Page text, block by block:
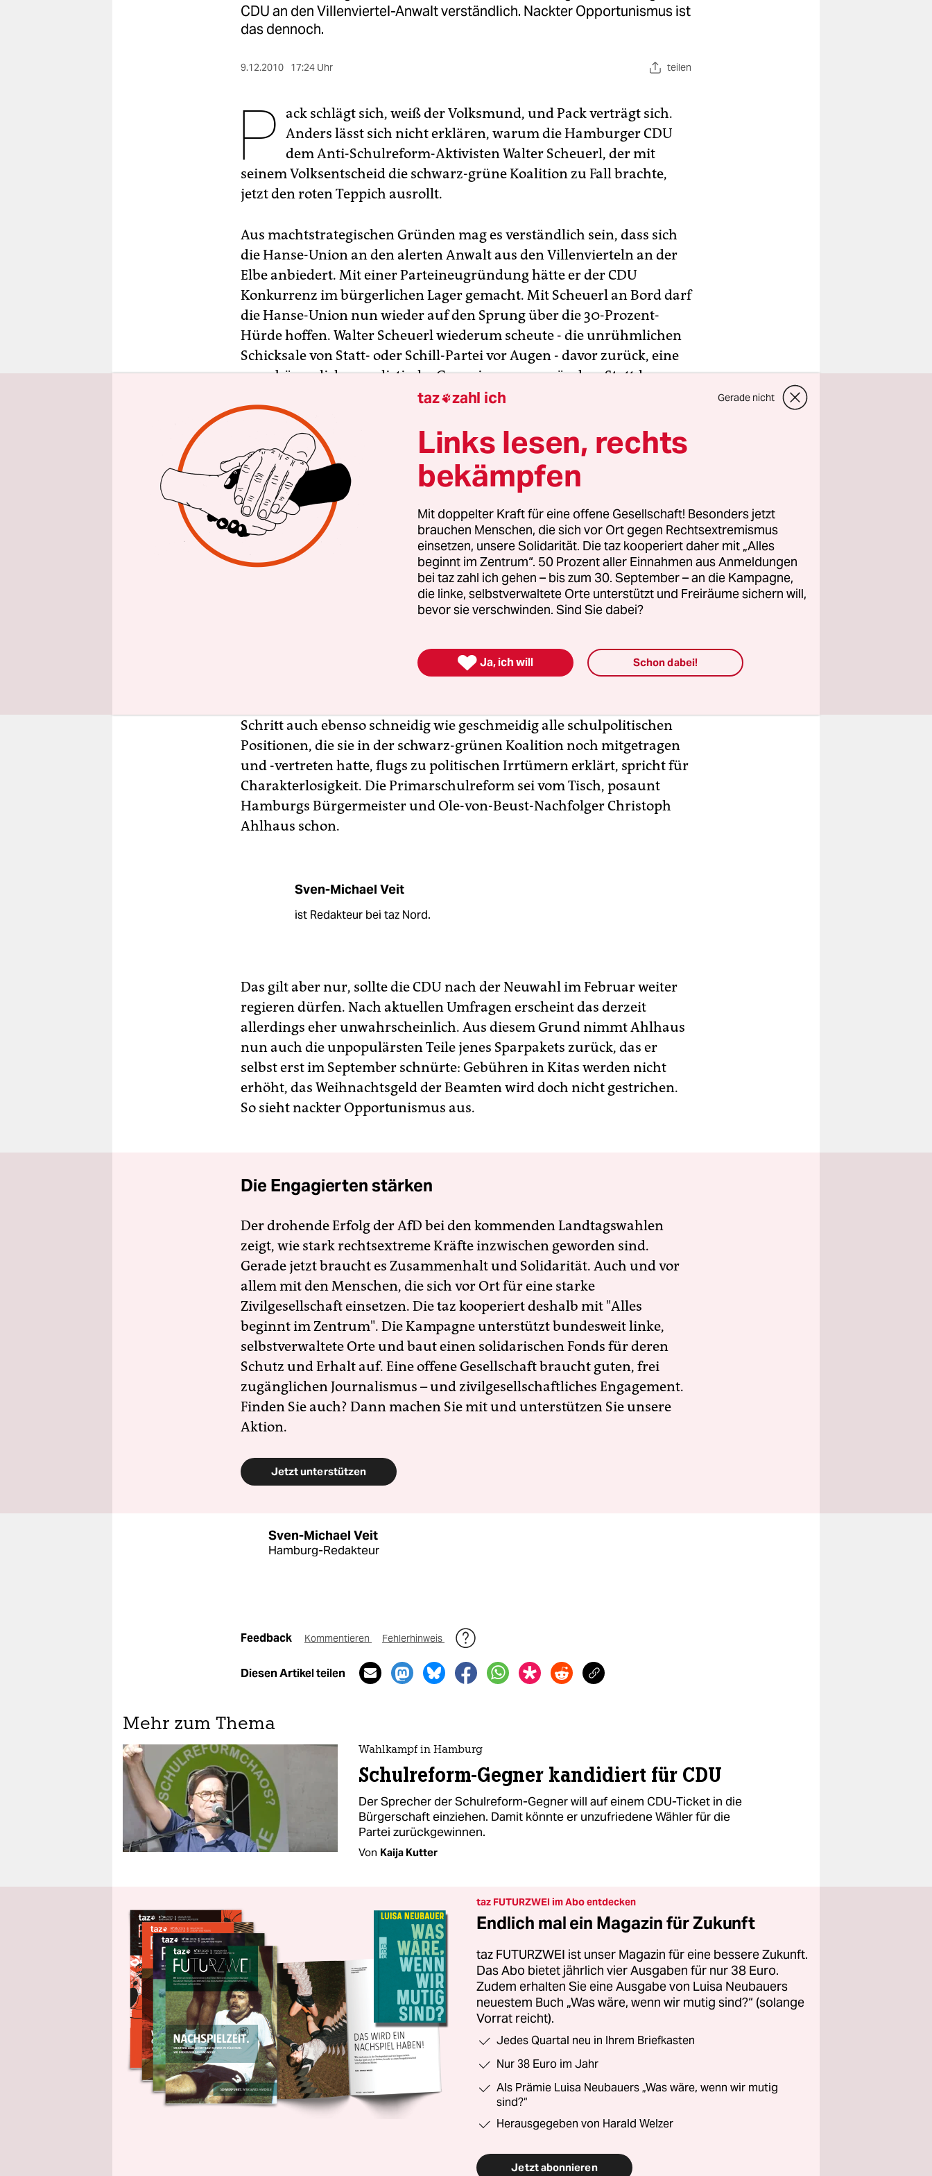
CDU an den Villenviertel-Anwalt verständlich. Nackter Opportunismus ist
das dennoch.
9.12.2010 17:24 Uhr teilen
P ack schlägt sich, weiß der Volksmund, und Pack verträgt sich.
Anders lässt sich nicht erklären, warum die Hamburger CDU
dem Anti-Schulreform-Aktivisten Walter Scheuerl, der mit
seinem Volksentscheid die schwarz-grüne Koalition zu Fall brachte,
jetzt den roten Teppich ausrollt.
Aus machtstrategischen Gründen mag es verständlich sein, dass sich
die Hanse-Union an den alerten Anwalt aus den Villenvierteln an der
Elbe anbiedert. Mit einer Parteineugründung hätte er der CDU
Konkurrenz im bürgerlichen Lager gemacht. Mit Scheuerl an Bord darf
die Hanse-Union nun wieder auf den Sprung über die 30-Prozent-
Hürde hoffen. Walter Scheuerl wiederum scheute - die unrühmlichen
Schicksale von Statt- oder Schill-Partei vor Augen - davor zurück, eine
neue bürgerlich-populistische Gruppierung zu gründen. Stattdessen
darf er nun mit einem sicheren CDU-Listenplatz den bequemeren Weg
gehen.
Schritt auch ebenso schneidig wie geschmeidig alle schulpolitischen
Positionen, die sie in der schwarz-grünen Koalition noch mitgetragen
und -vertreten hatte, flugs zu politischen Irrtümern erklärt, spricht für
Charakterlosigkeit. Die Primarschulreform sei vom Tisch, posaunt
Hamburgs Bürgermeister und Ole-von-Beust-Nachfolger Christoph
Ahlhaus schon.
Sven-Michael Veit
ist Redakteur bei taz Nord.
Das gilt aber nur, sollte die CDU nach der Neuwahl im Februar weiter
regieren dürfen. Nach aktuellen Umfragen erscheint das derzeit
allerdings eher unwahrscheinlich. Aus diesem Grund nimmt Ahlhaus
nun auch die unpopulärsten Teile jenes Sparpakets zurück, das er
selbst erst im September schnürte: Gebühren in Kitas werden nicht
erhöht, das Weihnachtsgeld der Beamten wird doch nicht gestrichen.
So sieht nackter Opportunismus aus.
Die Engagierten stärken
Der drohende Erfolg der AfD bei den kommenden Landtagswahlen
zeigt, wie stark rechtsextreme Kräfte inzwischen geworden sind.
Gerade jetzt braucht es Zusammenhalt und Solidarität. Auch und vor
allem mit den Menschen, die sich vor Ort für eine starke
Zivilgesellschaft einsetzen. Die taz kooperiert deshalb mit "Alles
beginnt im Zentrum". Die Kampagne unterstützt bundesweit linke,
selbstverwaltete Orte und baut einen solidarischen Fonds für deren
Schutz und Erhalt auf. Eine offene Gesellschaft braucht guten, frei
zugänglichen Journalismus – und zivilgesellschaftliches Engagement.
Finden Sie auch? Dann machen Sie mit und unterstützen Sie unsere
Aktion.
Jetzt unterstützen
Sven-Michael Veit
Hamburg-Redakteur
Feedback Kommentieren Fehlerhinweis
Diesen Artikel teilen
Mehr zum Thema
Wahlkampf in Hamburg
Schulreform-Gegner kandidiert für CDU
Der Sprecher der Schulreform-Gegner will auf einem CDU-Ticket in die
Bürgerschaft einziehen. Damit könnte er unzufriedene Wähler für die
Partei zurückgewinnen.
Von Kaija Kutter
taz FUTURZWEI im Abo entdecken
Endlich mal ein Magazin für Zukunft
taz FUTURZWEI ist unser Magazin für eine bessere Zukunft.
Das Abo bietet jährlich vier Ausgaben für nur 38 Euro.
Zudem erhalten Sie eine Ausgabe von Luisa Neubauers
neuestem Buch „Was wäre, wenn wir mutig sind?“ (solange
Vorrat reicht).
Jedes Quartal neu in Ihrem Briefkasten
Nur 38 Euro im Jahr
Als Prämie Luisa Neubauers „Was wäre, wenn wir mutig
sind?“
Herausgegeben von Harald Welzer
Jetzt abonnieren
taz zahl ich Gerade nicht
Links lesen, rechts
bekämpfen
Mit doppelter Kraft für eine offene Gesellschaft! Besonders jetzt
brauchen Menschen, die sich vor Ort gegen Rechtsextremismus
einsetzen, unsere Solidarität. Die taz kooperiert daher mit „Alles
beginnt im Zentrum“. 50 Prozent aller Einnahmen aus Anmeldungen
bei taz zahl ich gehen – bis zum 30. September – an die Kampagne,
die linke, selbstverwaltete Orte unterstützt und Freiräume sichern will,
bevor sie verschwinden. Sind Sie dabei?
 Ja, ich will Schon dabei!